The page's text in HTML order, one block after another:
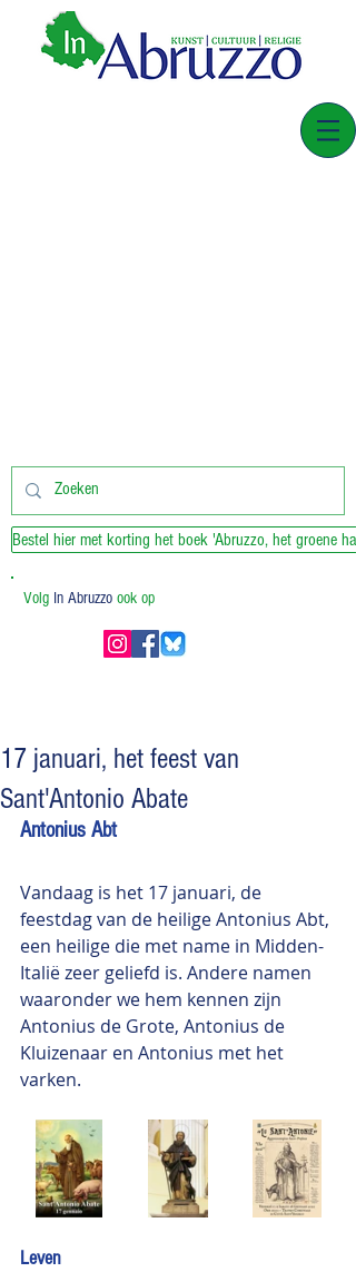
Bestel hier met korting het boek 'Abruzzo, het groene
Volg In Abruzzo ook op
17 januari, het feest van
Sant'Antonio Abate
Antonius Abt
Vandaag is het 17 januari, de
feestdag van de heilige Antonius Abt,
een heilige die met name in Midden-
Italië zeer geliefd is. Andere namen
waaronder we hem kennen zijn
Antonius de Grote, Antonius de
Kluizenaar en Antonius met het
varken.
Leven